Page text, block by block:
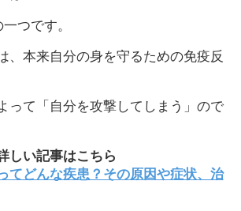
一つです。
、本来自分の身を守るための免疫反
って「自分を攻撃してしまう」ので
しい記事はこちら
てどんな疾患？その原因や症状、治